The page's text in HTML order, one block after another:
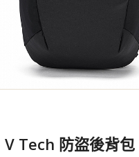
Tech 防盜後背